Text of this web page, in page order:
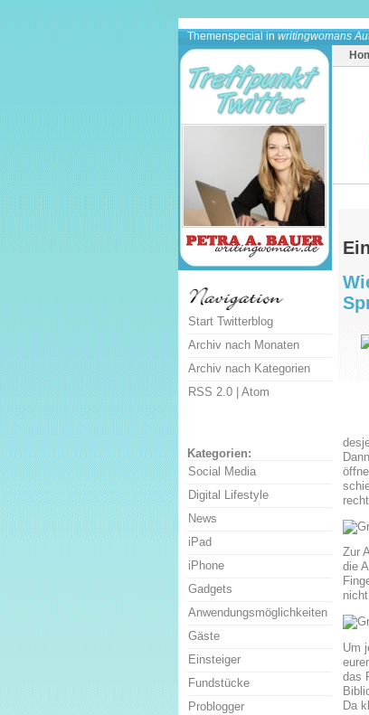
Themenspecial in writingwomans
Zur
die
Um
das
Da
Start Twitterblog
Archiv nach Monaten
Archiv nach Kategorien
RSS 2.0 | Atom
Kategorien:
Social Media
Digital Lifestyle
News
iPad
iPhone
Gadgets
Anwendungsmöglichkeiten
Gäste
Einsteiger
Fundstücke
Problogger